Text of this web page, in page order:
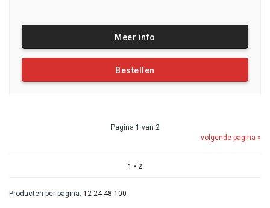
Meer info
Bestellen
Pagina 1 van 2
volgende pagina »
1 • 2
Producten per pagina: 12 24 48 100